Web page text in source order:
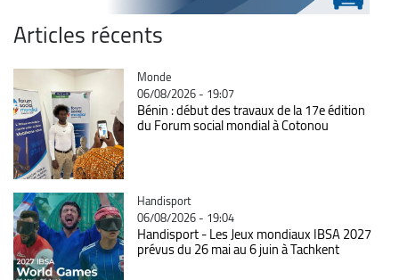
Articles récents
Catégorie
Monde
06/08/2026 - 19:07
Bénin : début des travaux de la 17e édition
du Forum social mondial à Cotonou
Catégorie
Handisport
06/08/2026 - 19:04
Handisport - Les Jeux mondiaux IBSA 2027
prévus du 26 mai au 6 juin à Tachkent